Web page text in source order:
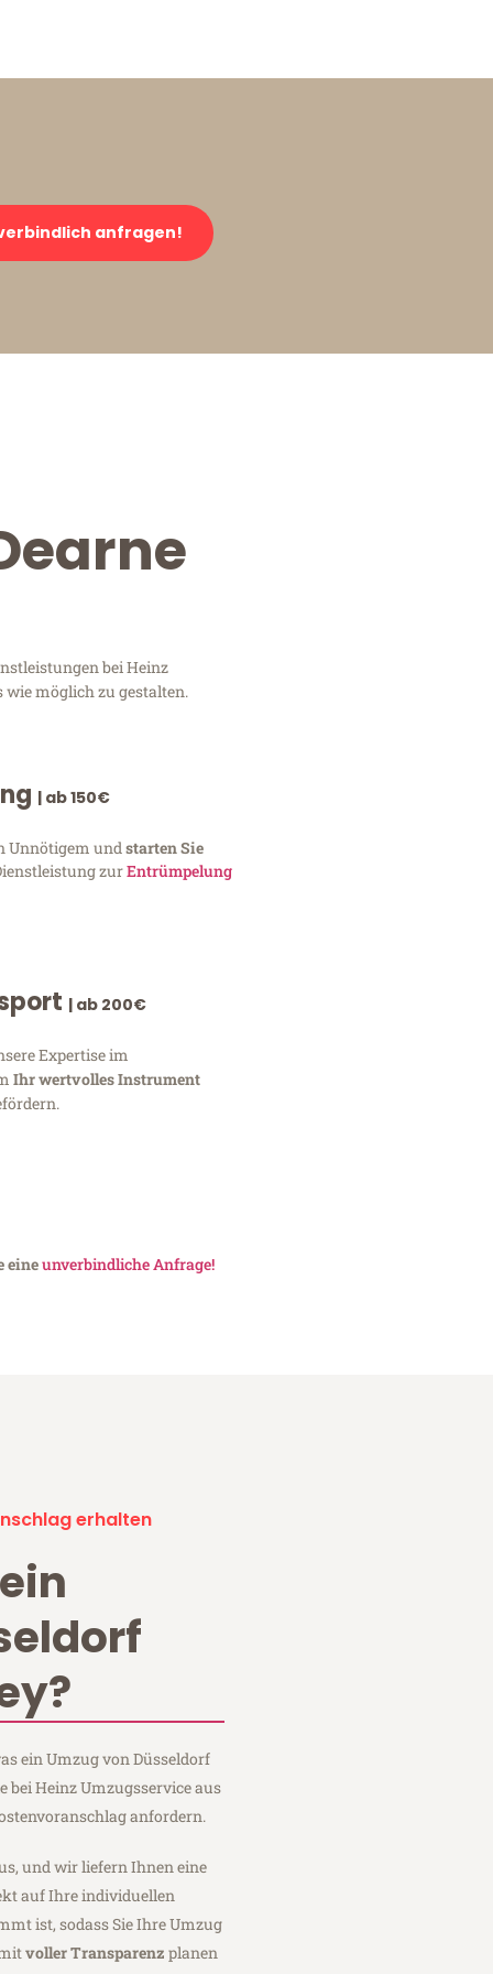
anfragen!
bei Heinz
wie möglich zu gestalten.
| ab 150€
Unnötigem undstarten Sie
zurEntrümpelung
| ab 200€
Expertise im
Ihr wertvolles Instrument
eineunverbindliche Anfrage!
erhalten
ein Umzug von Düsseldorf
bei Heinz Umzugsservice aus
anfordern.
und wir liefern Ihnen eine
auf Ihre individuellen
ist, sodass Sie Ihre Umzug
mitvoller Transparenz planen